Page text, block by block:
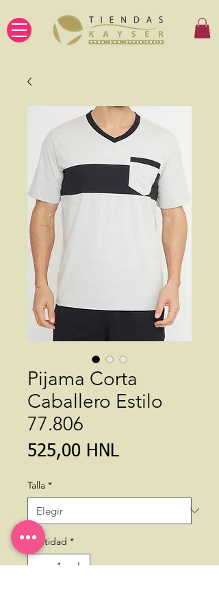
Pijama Corta
Caballero Estilo
77.806
525,00 HNLPrecio
Talla *
Cantidad *